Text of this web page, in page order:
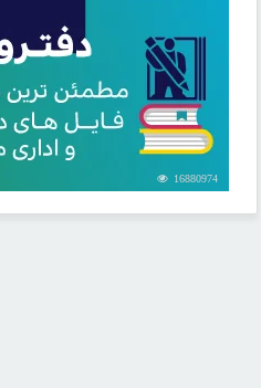
16880974